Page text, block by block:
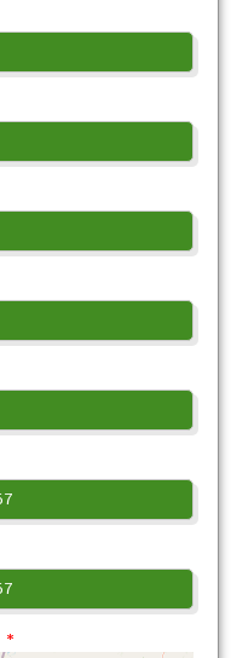
*